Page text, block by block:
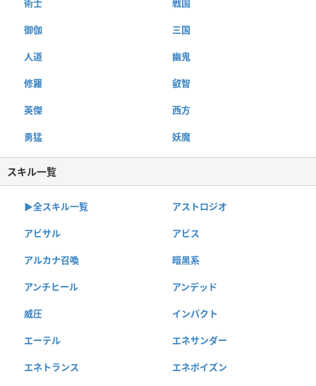
術士 戦国
御伽 三国
人道 幽鬼
修羅 叡智
英傑 西方
勇猛 妖魔
スキル一覧
▶︎全スキル一覧 アストロジオ
アビサル アビス
アルカナ召喚 暗黒系
アンチヒール アンデッド
威圧 インパクト
エーテル エネサンダー
エネトランス エネポイズン